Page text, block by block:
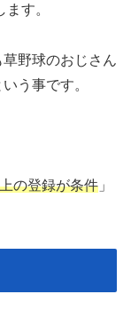
す。
野球のおじさん
う事です。
の登録が条件 」